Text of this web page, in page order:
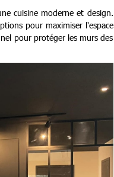
cuisine moderne et design.
pour maximiser l'espace
pour protéger les murs des